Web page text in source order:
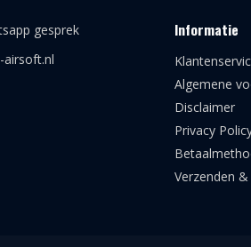
gesprek
Informatie
Algemene
Disclaimer
Privacy
Verzenden